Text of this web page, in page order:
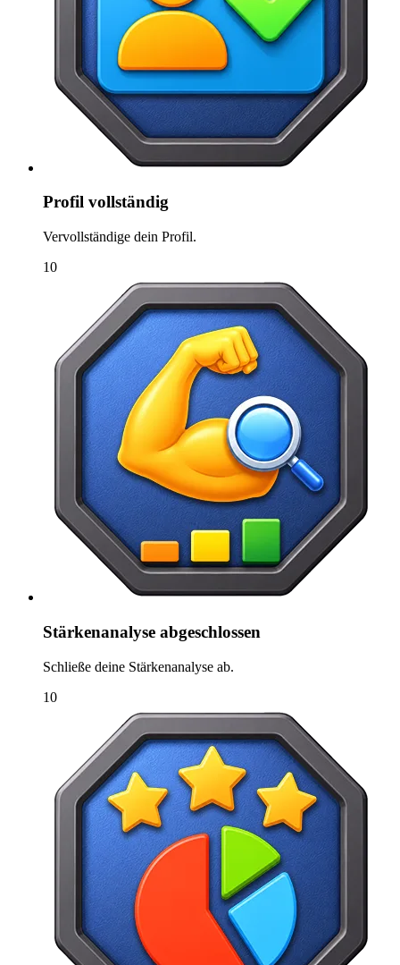
Profil vollständig
Vervollständige dein Profil.
10
Stärkenanalyse abgeschlossen
Schließe deine Stärkenanalyse ab.
10